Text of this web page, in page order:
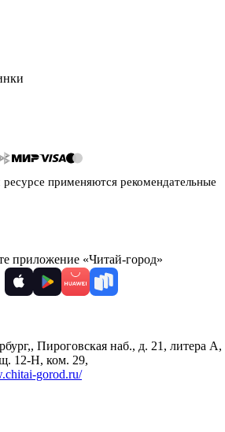
применяются рекомендательные
приложение «Читай-город»
, Пироговская наб., д. 21, литера А,
12-Н, ком. 29,
gorod.ru/